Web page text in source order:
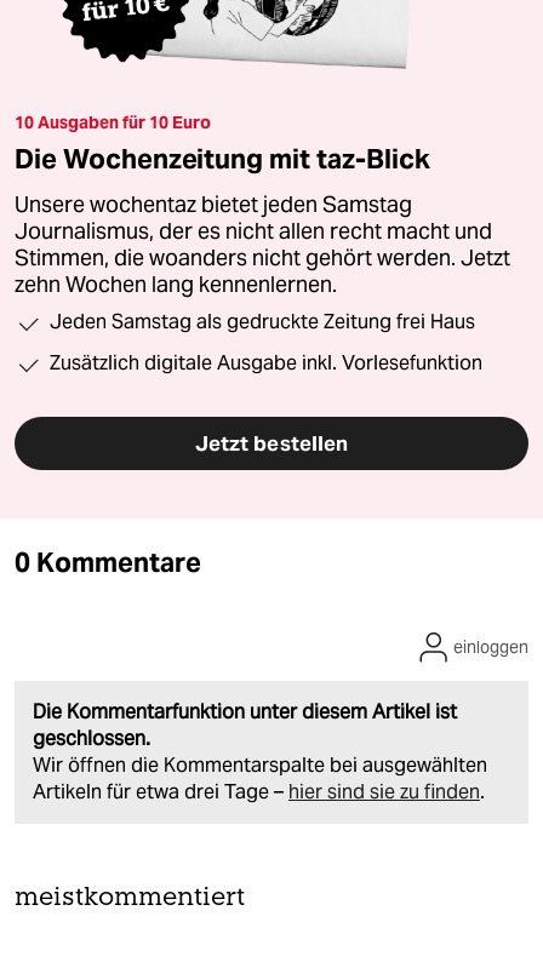
10 Ausgaben für 10 Euro
Die Wochenzeitung mit taz-Blick
Unsere wochentaz bietet jeden Samstag
Journalismus, der es nicht allen recht macht und
Stimmen, die woanders nicht gehört werden. Jetzt
zehn Wochen lang kennenlernen.
Jeden Samstag als gedruckte Zeitung frei Haus
Zusätzlich digitale Ausgabe inkl. Vorlesefunktion
Jetzt bestellen
0 Kommentare
Die Kommentarfunktion unter diesem Artikel ist
geschlossen.
Wir öffnen die Kommentarspalte bei ausgewählten
Artikeln für etwa drei Tage – hier sind sie zu finden.
einloggen
meistkommentiert